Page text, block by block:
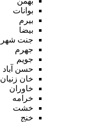
بوانات
بیرم
بیضا
جنت شهر
جهرم
جویم
حسن آباد
خان زنیان
خاوران
خرامه
خشت
خنج